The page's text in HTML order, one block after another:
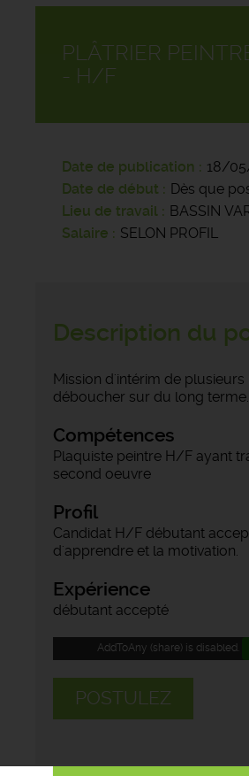
PLÂTRIER
- H/F
Date de publication
18/
Date de début
Dès que
Lieu de travail
BASSIN
Salaire
SELON PROFIL
Description du
Mission d'intérim de
déboucher sur du long terme.
Compétences
Plaquiste peintre H/F ayant
second oeuvre
Profil
Candidat H/F débutant
d'apprendre et la motivation.
Expérience
débutant accepté
AddToAny (share) is disabled.
POSTULEZ